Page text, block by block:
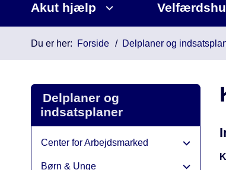
Akut hjælp
Du er her: Forside Delplaner og
Delplaner og
indsatsplaner
Center for Arbejdsmarked
Børn & Unge